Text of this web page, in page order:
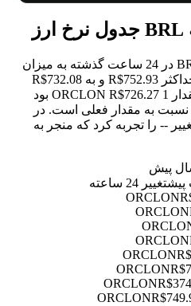
در نوسان بوده و به حداکثر R$752.93 و به R$732.08
رسیده است. یک ماه پیش، مقدار 1 ORCLON R$726.27 بود
نسبت به مقدار فعلی است. در
-- را تجربه کرد که منجر به
تغییر 24 ساعته